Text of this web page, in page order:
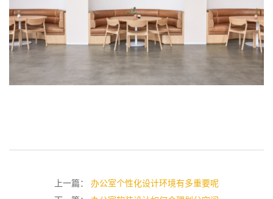
上一篇： 办公室个性化设计环境有多重要呢